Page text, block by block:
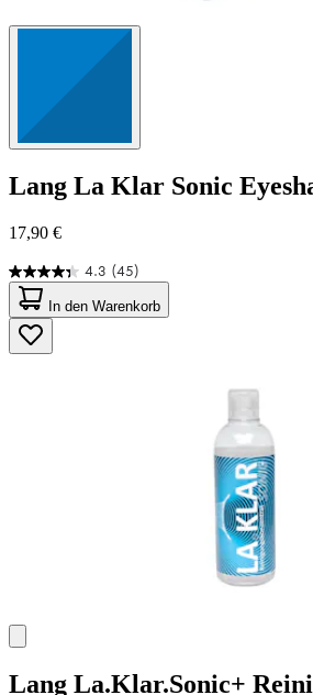
Lang La Klar Sonic
17,90 €
4.3 (45)
4.3
von
5
Sternen.
45
In den Warenkorb
Lang La.Klar.Sonic+